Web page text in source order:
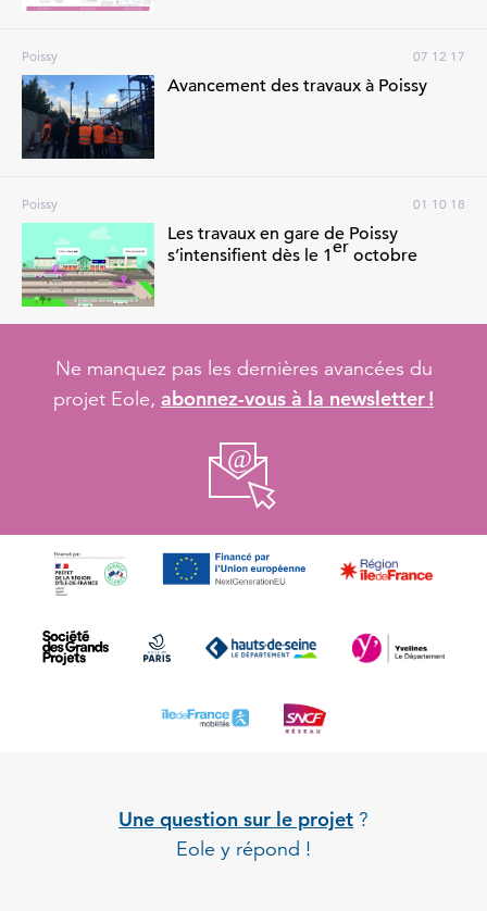
Poissy 07 12 17
Avancement des travaux à Poissy
Poissy 01 10 18
Les travaux en gare de Poissy
s’intensifient dès le 1er octobre
Ne manquez pas les dernières avancées du
projet Eole, abonnez-vous à la newsletter !
Une question sur le projet ?
Eole y répond !